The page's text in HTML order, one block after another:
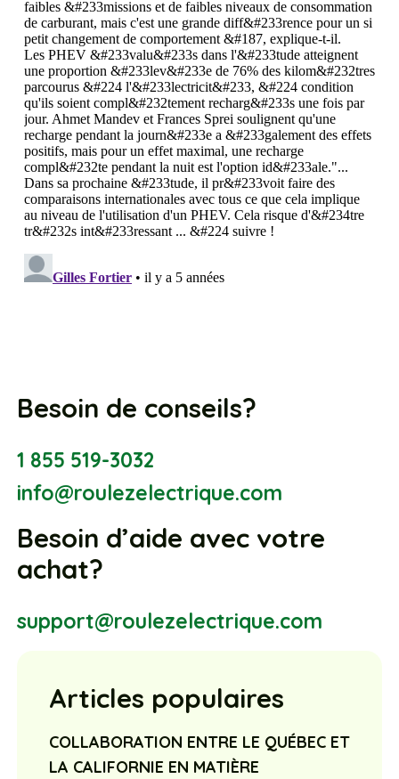
Besoin de conseils?
1 855 519-3032
info@roulezelectrique.com
Besoin d’aide avec votre
achat?
support@roulezelectrique.com
Articles populaires
COLLABORATION ENTRE LE QUÉBEC ET
LA CALIFORNIE EN MATIÈRE